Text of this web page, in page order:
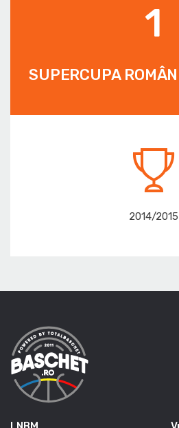
1
SUPERCUPA
2014/2015